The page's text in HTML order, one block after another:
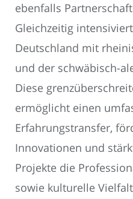
ebenfalls
Gleichzeitig
Deutschland mit
und der schwäbisch-
Diese
ermöglicht einen
Erfahrungstransfer,
Innovationen und
Projekte die
sowie kulturelle